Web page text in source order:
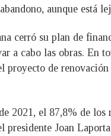
aunque está
cerró su plan de
a cabo las obras. En
proyecto de
2021, el 87,8% de los
presidente Joan